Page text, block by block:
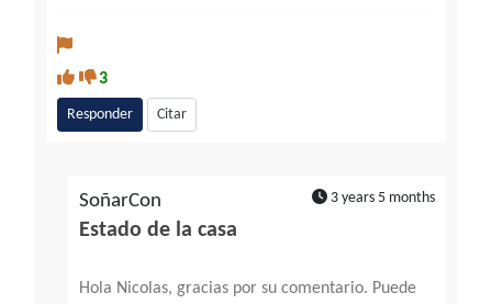
3
Responder Citar
SoñarCon 3 years 5 months
Estado de la casa
Hola Nicolas, gracias por su comentario. Puede